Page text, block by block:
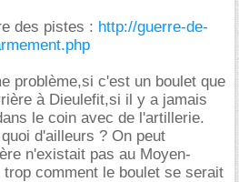
des pistes : http://guerre-de-
problème,si c'est un boulet que
à Dieulefit,si il y a jamais
le coin avec de l'artillerie.
d'ailleurs ? On peut
n'existait pas au Moyen-
comment le boulet se serait